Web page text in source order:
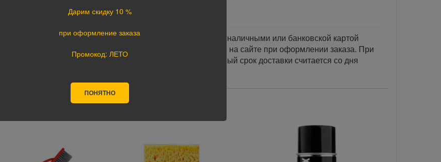
Оплата
Оплата заказа осуществляется наличными или банковской картой
курьеру при получении, а также на сайте при оформлении заказа. При
оплате картой на сайте указанный срок доставки считается со дня
Дарим скидку 10 %
при оформление заказа
Промокод: ЛЕТО
ПОНЯТНО